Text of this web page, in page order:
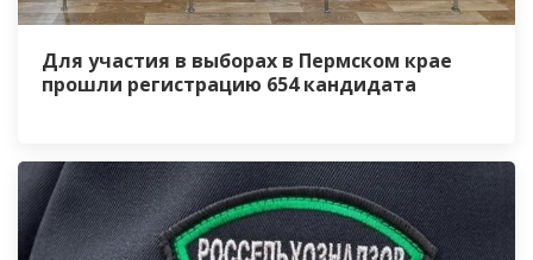
Для участия в выборах в Пермском крае
прошли регистрацию 654 кандидата